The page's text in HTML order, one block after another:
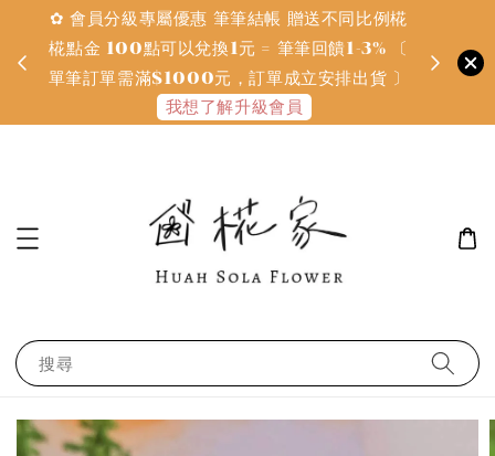
✿ 會員分級專屬優惠 筆筆結帳 贈送不同比例椛
椛點金 100點可以兌換1元 = 筆筆回饋1-3% 〔
單筆訂單需滿$1000元，訂單成立安排出貨 〕
我想了解升級會員
搜尋